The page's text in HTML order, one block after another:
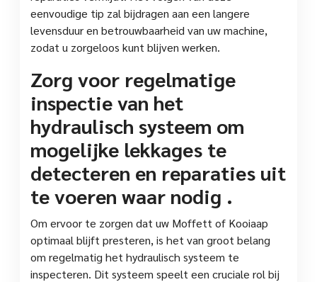
eenvoudige tip zal bijdragen aan een langere
levensduur en betrouwbaarheid van uw machine,
zodat u zorgeloos kunt blijven werken.
Zorg voor regelmatige
inspectie van het
hydraulisch systeem om
mogelijke lekkages te
detecteren en reparaties uit
te voeren waar nodig .
Om ervoor te zorgen dat uw Moffett of Kooiaap
optimaal blijft presteren, is het van groot belang
om regelmatig het hydraulisch systeem te
inspecteren. Dit systeem speelt een cruciale rol bij